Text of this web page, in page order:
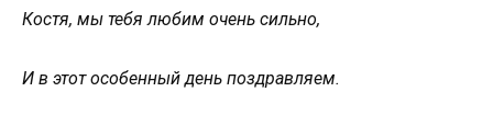
Костя, мы тебя любим очень сильно,
И в этот особенный день поздравляем.